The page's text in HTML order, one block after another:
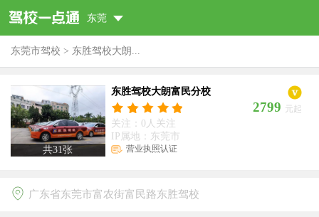
东莞
东莞市驾校 > 东胜驾校大朗...
共31张
东胜驾校大朗富民分校
2799 元起
关注：0人关注
IP属地：东莞市
营业执照认证
广东省东莞市富农街富民路东胜驾校